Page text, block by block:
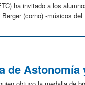
ha invitado a los
(corno) -músicos
de